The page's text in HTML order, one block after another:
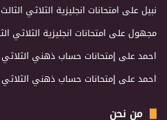
نبيلعلى امتحانات انجليزية الثلاثي الثالث
مجهولعلى امتحانات انجليزية الثلاثي
احمدعلى إمتحانات حساب ذهني الثلاثي
احمدعلى إمتحانات حساب ذهني الثلاثي
من نحن